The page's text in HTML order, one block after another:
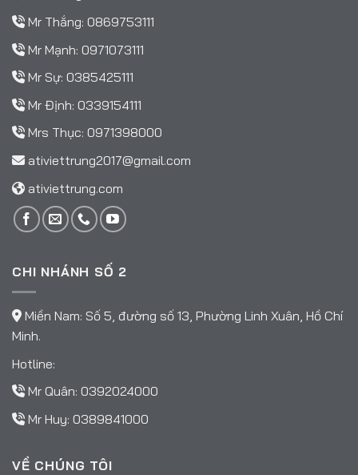
Mr Thắng: 0869753111
Mr Mạnh: 0971073111
Mr Sự: 0385425111
Mr Định: 0339154111
Mrs Thục: 0971398000
ativiettrung2017@gmail.com
ativiettrung.com
CHI NHÁNH SỐ 2
Miền Nam: Số 5, đường số 13, Phường Linh Xuân, Hồ Chí
Minh.
Hotline:
Mr Quân: 0392024000
Mr Huy: 0389841000
VỀ CHÚNG TÔI